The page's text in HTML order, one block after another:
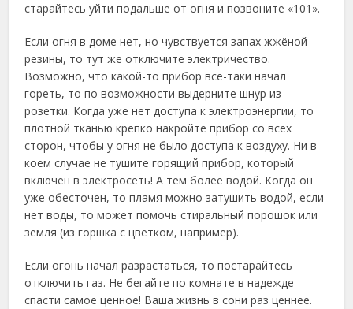
старайтесь уйти подальше от огня и позвоните «101».
Если огня в доме нет, но чувствуется запах жжёной
резины, то тут же отключите электричество.
Возможно, что какой-то прибор всё-таки начал
гореть, то по возможности выдерните шнур из
розетки. Когда уже нет доступа к электроэнергии, то
плотной тканью крепко накройте прибор со всех
сторон, чтобы у огня не было доступа к воздуху. Ни в
коем случае не тушите горящий прибор, который
включён в электросеть! А тем более водой. Когда он
уже обесточен, то пламя можно затушить водой, если
нет воды, то может помочь стиральный порошок или
земля (из горшка с цветком, например).
Если огонь начал разрастаться, то постарайтесь
отключить газ. Не бегайте по комнате в надежде
спасти самое ценное! Ваша жизнь в сони раз ценнее.